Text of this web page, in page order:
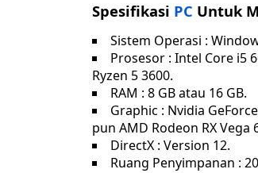
Spesifikasi PC Untuk
Sistem Operasi :
Prosesor : Intel Core i5
Ryzen 5 3600.
RAM : 8 GB atau 16 GB.
Graphic : Nvidia
pun AMD Rodeon RX Vega
DirectX : Version 12.
Ruang Penyimpanan :